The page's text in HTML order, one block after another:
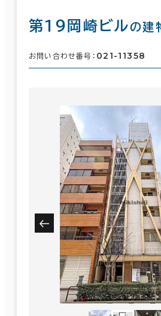
第１９岡崎ビルの建
お問い合わせ番号： 021-11358